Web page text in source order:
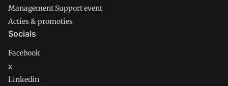
Management Support event
Acties & promoties
Socials
Facebook
x
Linkedin